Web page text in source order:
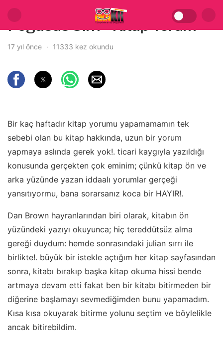
Pegasus Sırrı – Kitap Yorum
17 yıl önce 11333 kez okundu
Bir kaç haftadır kitap yorumu yapamamamın tek
sebebi olan bu kitap hakkında, uzun bir yorum
yapmaya aslında gerek yok!. ticari kaygıyla yazıldığı
konusunda gerçekten çok eminim; çünkü kitap ön ve
arka yüzünde yazan iddaalı yorumlar gerçeği
yansıtıyormu, bana sorarsanız koca bir HAYIR!.
Dan Brown hayranlarından biri olarak, kitabın ön
yüzündeki yazıyı okuyunca; hiç tereddütsüz alma
gereği duydum: hemde sonrasındaki julian sırrı ile
birlikte!. büyük bir istekle açtığım her kitap sayfasından
sonra, kitabı bırakıp başka kitap okuma hissi bende
artmaya devam etti fakat ben bir kitabı bitirmeden bir
diğerine başlamayı sevmediğimden bunu yapamadım.
Kısa kısa okuyarak bitirme yolunu seçtim ve böylelikle
ancak bitirebildim.